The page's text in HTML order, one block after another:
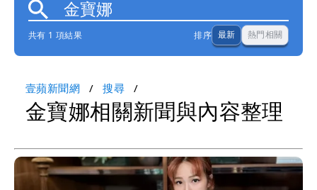
共有 1 項結果 排序 最新 熱門相關
壹蘋新聞網 搜尋
金寶娜相關新聞與內容整理